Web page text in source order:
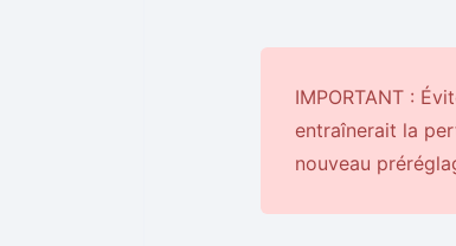
IMPORTANT :
entraînerait la
nouveau